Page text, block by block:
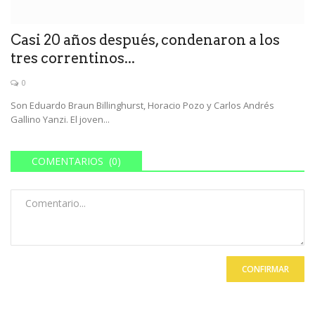
Casi 20 años después, condenaron a los
tres correntinos...
0
Son Eduardo Braun Billinghurst, Horacio Pozo y Carlos Andrés
Gallino Yanzi. El joven...
COMENTARIOS (0)
CONFIRMAR